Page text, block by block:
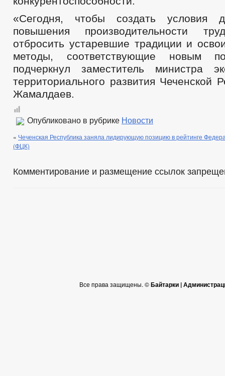
«Сегодня, чтобы создать условия
повышения производительности
отбросить устаревшие традиции и
методы, соответствующие новым
подчеркнул заместитель министра
территориального развития Чеченской
Жамалдаев.
Опубликовано в рубрике Новости
« Чеченская Республика заняла лидирующую позицию в рейтинге
(ФЦК)
Комментирование и размещение ссылок
Все права защищены. ©Байтарки |